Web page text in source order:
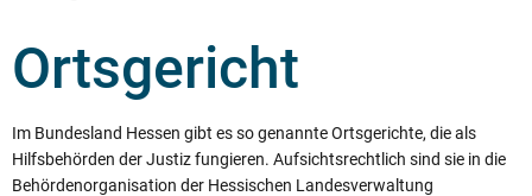
Ortsgericht
Im Bundesland Hessen gibt es so genannte Ortsgerichte, die als
Hilfsbehörden der Justiz fungieren. Aufsichtsrechtlich sind sie in die
Behördenorganisation der Hessischen Landesverwaltung